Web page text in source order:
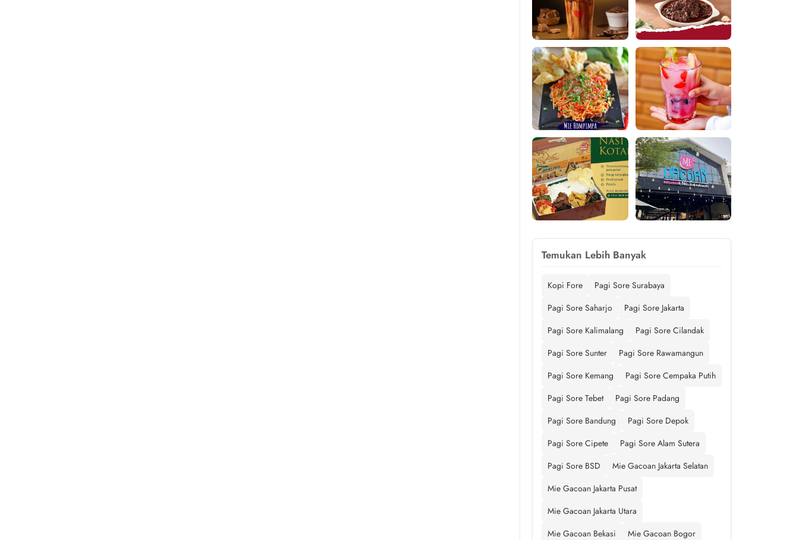
Temukan Lebih Banyak
Kopi Fore
Pagi Sore Surabaya
Pagi Sore Saharjo
Pagi Sore Jakarta
Pagi Sore Kalimalang
Pagi Sore Cilandak
Pagi Sore Sunter
Pagi Sore Rawamangun
Pagi Sore Kemang
Pagi Sore Cempaka Putih
Pagi Sore Tebet
Pagi Sore Padang
Pagi Sore Bandung
Pagi Sore Depok
Pagi Sore Cipete
Pagi Sore Alam Sutera
Pagi Sore BSD
Mie Gacoan Jakarta Selatan
Mie Gacoan Jakarta Pusat
Mie Gacoan Jakarta Utara
Mie Gacoan Bekasi
Mie Gacoan Bogor